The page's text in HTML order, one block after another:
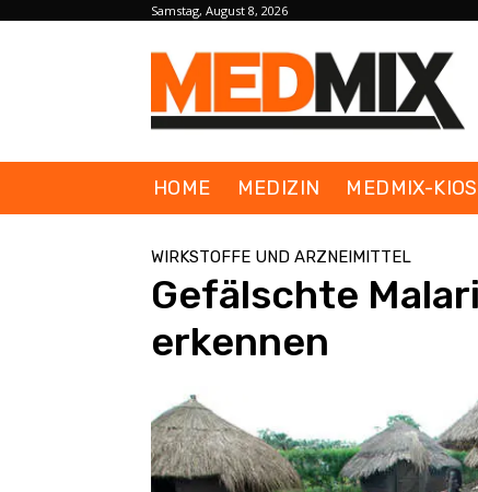
Samstag, August 8, 2026
HOME MEDIZIN MEDMIX-
WIRKSTOFFE UND ARZNEIMITTEL
Gefälschte
erkennen